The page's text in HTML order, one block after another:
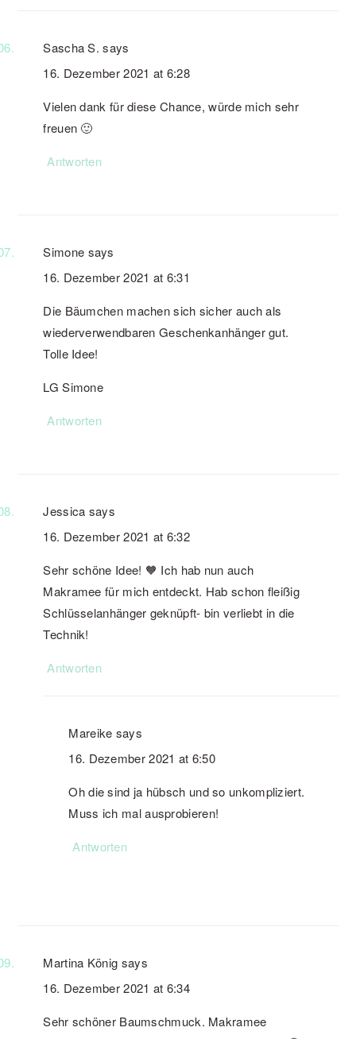
Sascha S. says
16. Dezember 2021 at 6:28
Vielen dank für diese Chance, würde mich sehr
freuen 🙂
Antworten
Simone says
16. Dezember 2021 at 6:31
Die Bäumchen machen sich sicher auch als
wiederverwendbaren Geschenkanhänger gut.
Tolle Idee!
LG Simone
Antworten
Jessica says
16. Dezember 2021 at 6:32
Sehr schöne Idee! 🧡 Ich hab nun auch
Makramee für mich entdeckt. Hab schon fleißig
Schlüsselanhänger geknüpft- bin verliebt in die
Technik!
Antworten
Mareike says
16. Dezember 2021 at 6:50
Oh die sind ja hübsch und so unkompliziert.
Muss ich mal ausprobieren!
Antworten
Martina König says
16. Dezember 2021 at 6:34
Sehr schöner Baumschmuck. Makramee